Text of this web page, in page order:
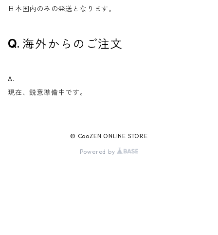
日本国内のみの発送となります。
海外からのご注文
A.
現在、鋭意準備中です。
© CooZEN ONLINE STORE
Powered by